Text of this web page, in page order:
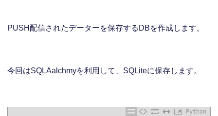
PUSH配信されたデーターを保存するDBを作成します。
今回はSQLAalchmyを利用して、SQLiteに保存します。
Python